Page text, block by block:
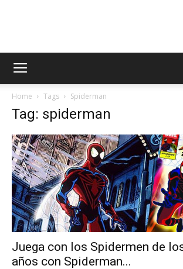
AppsTonic
Home Tags Spiderman
Tag: spiderman
Juega con los Spidermen de
años con Spiderman...